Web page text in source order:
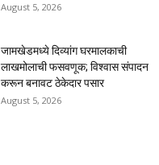
August 5, 2026
जामखेडमध्ये दिव्यांग घरमालकाची
लाखमोलाची फसवणूक; विश्वास संपादन
करून बनावट ठेकेदार पसार
August 5, 2026